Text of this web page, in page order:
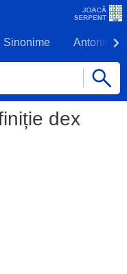
Sinonime Antonime
dex